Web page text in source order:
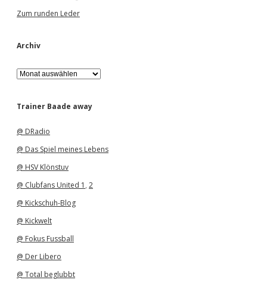
Zum runden Leder
Archiv
A
r
h
Trainer Baade away
@ DRadio
@ Das Spiel meines Lebens
@ HSV Klönstuv
@ Clubfans United 1 , 2
@ Kickschuh-Blog
@ Kickwelt
@ Fokus Fussball
@ Der Libero
@ Total beglubbt